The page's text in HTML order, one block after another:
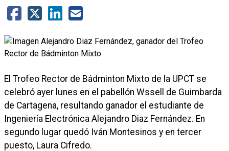
El Trofeo Rector de Bádminton Mixto de la UPCT se
celebró ayer lunes en el pabellón Wssell de Guimbarda
de Cartagena, resultando ganador el estudiante de
Ingeniería Electrónica Alejandro Diaz Fernández. En
segundo lugar quedó Iván Montesinos y en tercer
puesto, Laura Cifredo.